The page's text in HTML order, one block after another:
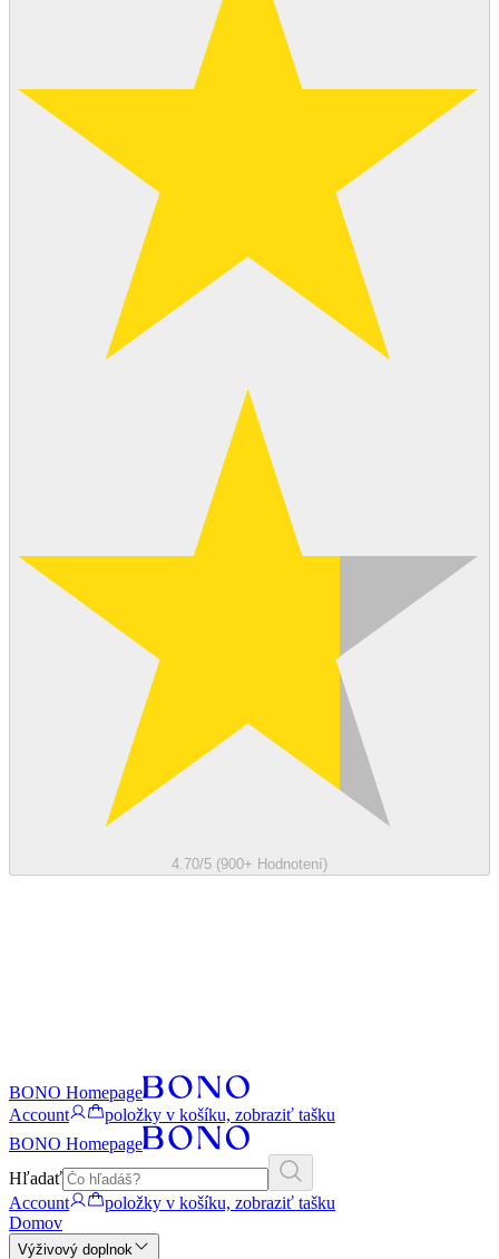
4.70/5 (900+ Hodnotení)
BONO Homepage
Account
položky v košíku, zobraziť tašku
BONO Homepage
Hľadať
Account
položky v košíku, zobraziť tašku
Domov
Výživový doplnok